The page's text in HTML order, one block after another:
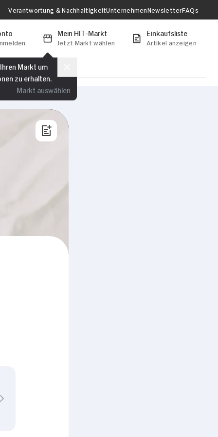
Verantwortung & NachhaltigkeitUnternehmenNewsletterFAQs
Mein HIT-Markt
Jetzt Markt wählen
Markt um
zu erhalten.
Markt auswählen
Einkaufsliste
Artikel anzeigen